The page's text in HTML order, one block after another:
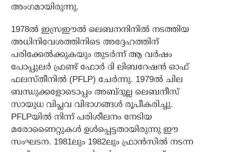
അംഗമായിരുന്നു.
1978ൽ ഇസ്രഈൽ ലെബനനിനിൽ നടത്തിയ
അധിനിവേശത്തിനിടെ അദ്ദേഹത്തിന്
പരിക്കേൽക്കുകയും തുടർന്ന് ആ വർഷം
പോപ്പുലർ ഫ്രണ്ട് ഫോർ ദി ലിബറേഷൻ ഓഫ്
ഫലസ്തീനിൽ (PFLP) ചേർന്നു. 1979ൽ ചില
ബന്ധുക്കളോടൊപ്പം അബ്‌ദുല്ല ലെബനീസ്
സായുധ വിപ്ലവ വിഭാഗങ്ങൾ രൂപീകരിച്ചു.
PFLPയിൽ നിന്ന് പരിശീലനം നേടിയ
മരോണൈറ്റുകൾ ഉൾപ്പെട്ടതായിരുന്നു ഈ
സംഘടന. 1981ലും 1982ലും ഫ്രാൻസിൽ നടന്ന